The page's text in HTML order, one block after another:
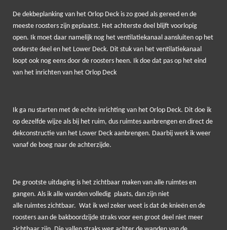
De dekbeplanking van het Orlop Deck is zo goed als gereed en de
meeste roosters zijn geplaatst. Het achterste deel blijft voorlopig
open. Ik moet daar namelijk nog het ventilatiekanaal aansluiten op het
onderste deel en het Lower Deck. Dit stuk van het ventilatiekanaal
loopt ook nog eens door de roosters heen. Ik doe dat pas op het eind
van het inrichten van het Orlop Deck
Ik ga nu starten met de echte inrichting van het Orlop Deck. Dit doe ik
op dezelfde wijze als bij het ruim, dus ruimtes aanbrengen en direct de
dekconstructie van het Lower Deck aanbrengen. Daarbij werk ik weer
vanaf de boeg naar de achterzijde.
De grootste uitdaging is het zichtbaar maken van alle ruimtes en
gangen. Als ik alle wanden volledig plaats, dan zijn niet
alle ruimtes zichtbaar. Wat ik wel zeker weet is dat de knieën en de
roosters aan de bakboordzijde straks voor een groot deel niet meer